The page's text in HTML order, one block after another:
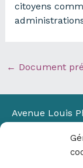
citoyens
← Document
Avenue Louis
Bâtiment
13100 Aix-en-